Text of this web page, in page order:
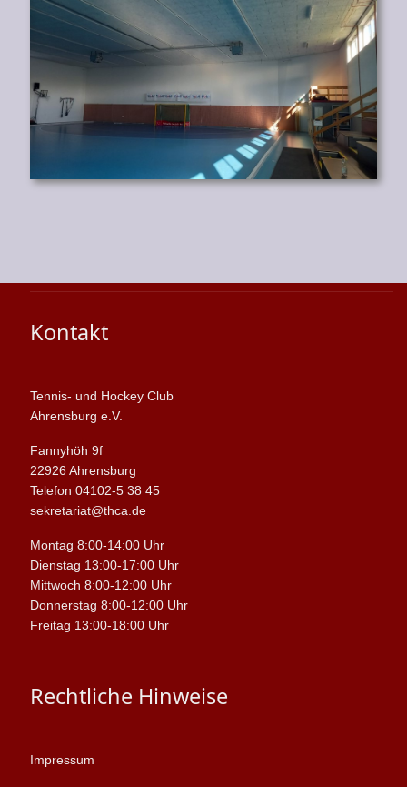
Kontakt
Tennis- und Hockey Club
Ahrensburg e.V.
Fannyhöh 9f
22926 Ahrensburg
Telefon 04102-5 38 45
sekretariat@thca.de
Montag 8:00-14:00 Uhr
Dienstag 13:00-17:00 Uhr
Mittwoch 8:00-12:00 Uhr
Donnerstag 8:00-12:00 Uhr
Freitag 13:00-18:00 Uhr
Rechtliche Hinweise
Impressum